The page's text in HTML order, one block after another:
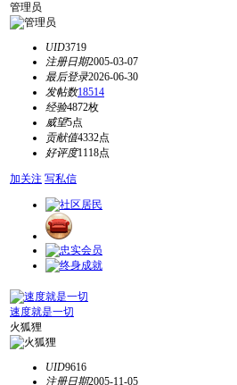
管理员
UID3719
注册日期2005-03-07
最后登录2026-06-30
发帖数18514
经验4872枚
威望5点
贡献值4332点
好评度1118点
加关注 写私信
速度就是一切
火狐狸
UID9616
注册日期2005-11-05